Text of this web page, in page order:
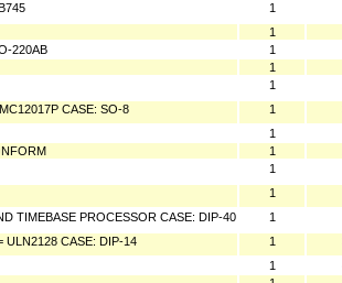
1
1
220AB 1
1
1
CASE: SO-8 1
1
1
1
1
TIMEBASE PROCESSOR CASE: DIP-40 1
ULN2128 CASE: DIP-14 1
1